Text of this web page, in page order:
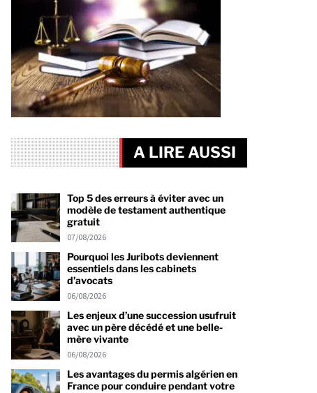
A LIRE AUSSI
Top 5 des erreurs à éviter avec un
modèle de testament authentique
gratuit
07/08/2026
Pourquoi les Juribots deviennent
essentiels dans les cabinets
d’avocats
06/08/2026
Les enjeux d’une succession usufruit
avec un père décédé et une belle-
mère vivante
06/08/2026
Les avantages du permis algérien en
France pour conduire pendant votre